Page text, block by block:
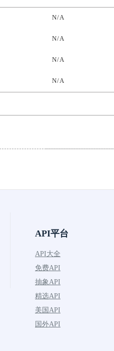
N/A
N/A
N/A
N/A
API平台
API大全
免费API
抽象API
精选API
美国API
国外API